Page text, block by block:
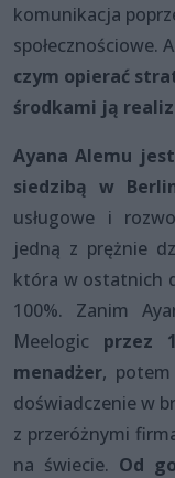
komunikacja
społecznościowe.
czym opierać
środkami ją
Ayana Alemu
siedzibą w
usługowe i
jedną z prężnie
która w ostatnich
100%. Zanim
Meelogic przez
menadżer, potem
doświadczenie w
z przeróżnymi
na świecie. Od